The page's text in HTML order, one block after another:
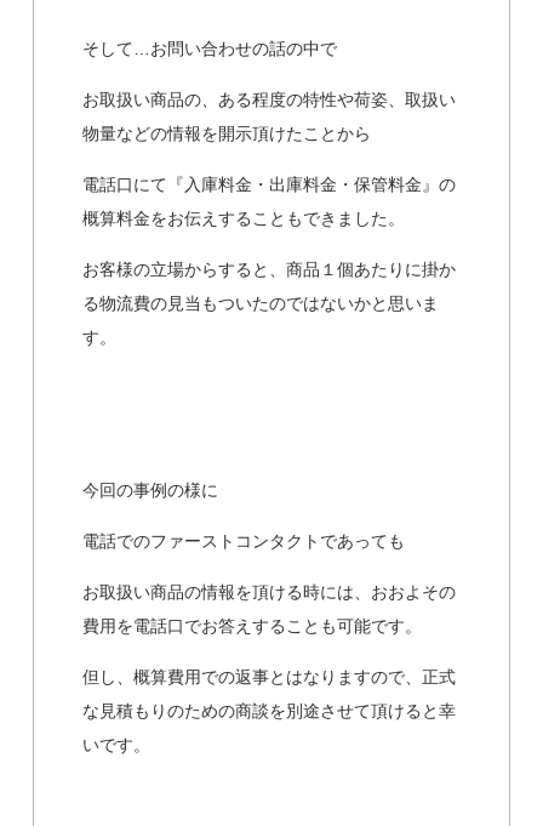
そして…お問い合わせの話の中で
お取扱い商品の、ある程度の特性や荷姿、取扱い
物量などの情報を開示頂けたことから
電話口にて『入庫料金・出庫料金・保管料金』の
概算料金をお伝えすることもできました。
お客様の立場からすると、商品１個あたりに掛か
る物流費の見当もついたのではないかと思いま
す。
今回の事例の様に
電話でのファーストコンタクトであっても
お取扱い商品の情報を頂ける時には、おおよその
費用を電話口でお答えすることも可能です。
但し、概算費用での返事とはなりますので、正式
な見積もりのための商談を別途させて頂けると幸
いです。